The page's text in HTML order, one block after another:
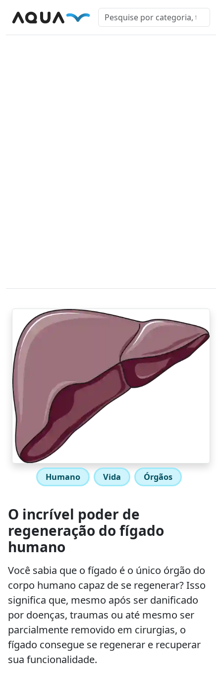
Humano Vida Órgãos
O incrível poder de
regeneração do fígado
humano
Você sabia que o fígado é o único órgão do
corpo humano capaz de se regenerar? Isso
significa que, mesmo após ser danificado
por doenças, traumas ou até mesmo ser
parcialmente removido em cirurgias, o
fígado consegue se regenerar e recuperar
sua funcionalidade.